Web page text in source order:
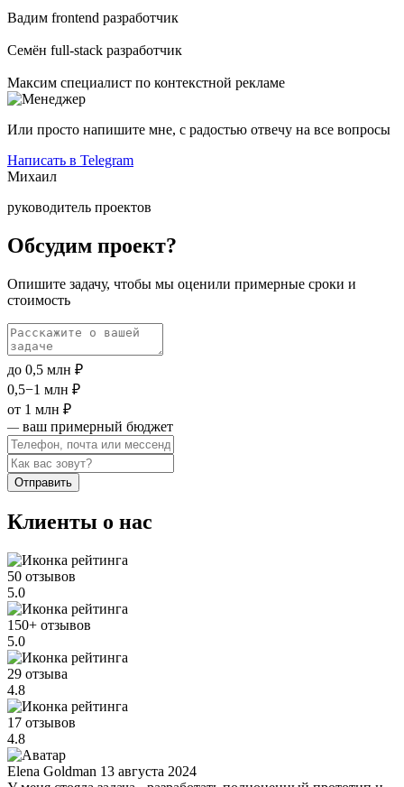
Вадим frontend разработчик
Семён full-stack разработчик
Максим специалист по контекстной рекламе
Или просто напишите мне, с радостью отвечу на все вопросы
Написать в Telegram
Михаил
руководитель проектов
Обсудим проект?
Опишите задачу, чтобы мы оценили примерные сроки и
стоимость
до 0,5 млн ₽
0,5−1 млн ₽
от 1 млн ₽
— ваш примерный бюджет
Отправить
Клиенты о нас
50 отзывов
5.0
150+ отзывов
5.0
29 отзыва
4.8
17 отзывов
4.8
Elena Goldman 13 августа 2024